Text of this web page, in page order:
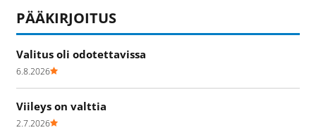
PÄÄKIRJOITUS
Valitus oli odotettavissa
6.8.2026
Viileys on valttia
2.7.2026